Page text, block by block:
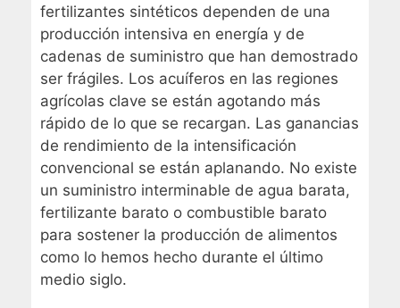
fertilizantes sintéticos dependen de una
producción intensiva en energía y de
cadenas de suministro que han demostrado
ser frágiles. Los acuíferos en las regiones
agrícolas clave se están agotando más
rápido de lo que se recargan. Las ganancias
de rendimiento de la intensificación
convencional se están aplanando. No existe
un suministro interminable de agua barata,
fertilizante barato o combustible barato
para sostener la producción de alimentos
como lo hemos hecho durante el último
medio siglo.